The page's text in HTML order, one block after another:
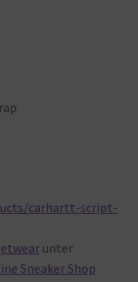
carhartt-script-
unter
Sneaker Shop